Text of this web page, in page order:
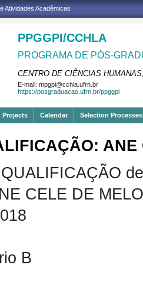
Atividades Acadêmicas
PPGGPI/CCHLA
PROGRAMA DE PÓS-
CENTRO DE CIÊNCIAS
E-mail: mpgpi@cchla.ufrn.br
https://posgraduacao.ufrn.br/ppggpi
Projects Calendar Selection Processes
ANE
CELE DE
B